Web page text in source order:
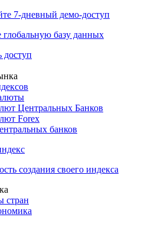
7-дневный демо-доступ
глобальную базу данных
доступ
Центральных Банков
Forex
банков
создания своего индекса
стран